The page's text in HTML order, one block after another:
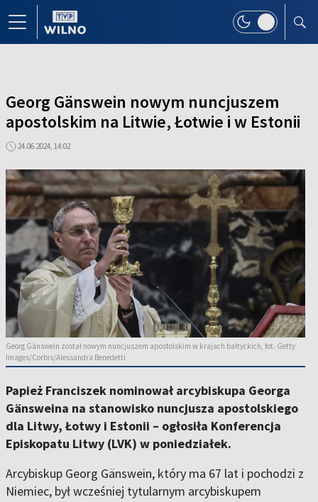
Georg Gänswein nowym nuncjuszem
apostolskim na Litwie, Łotwie i w Estonii
24.06.2024, 14:02
Georg Gänswein został nowym nuncjuszem apostolskim w krajach bałtyckich, fot. Getty
Images/Corbis/Alessandra Benedetti
Papież Franciszek nominował arcybiskupa Georga
Gänsweina na stanowisko nuncjusza apostolskiego
dla Litwy, Łotwy i Estonii – ogłosiła Konferencja
Episkopatu Litwy (LVK) w poniedziałek.
Arcybiskup Georg Gänswein, który ma 67 lat i pochodzi z
Niemiec, był wcześniej tytularnym arcybiskupem